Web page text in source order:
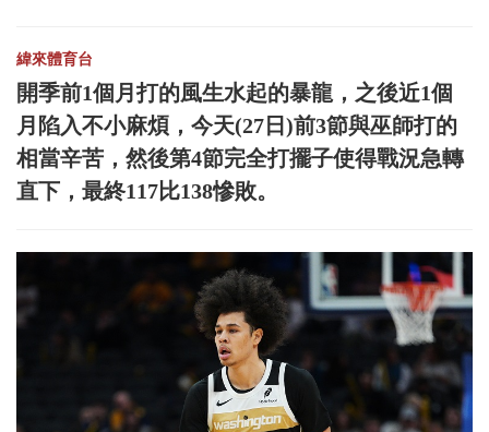
緯來體育台
開季前1個月打的風生水起的暴龍，之後近1個
月陷入不小麻煩，今天(27日)前3節與巫師打的
相當辛苦，然後第4節完全打擺子使得戰況急轉
直下，最終117比138慘敗。